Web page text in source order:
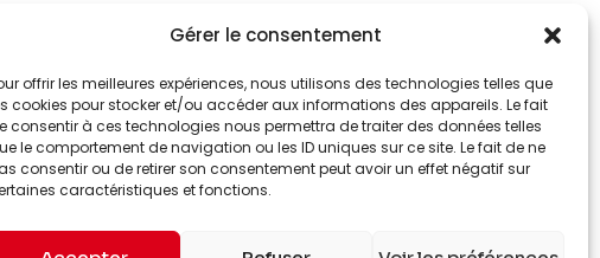
Gérer le consentement
offrir les meilleures expériences, nous utilisons des technologies telles que
cookies pour stocker et/ou accéder aux informations des appareils. Le fait
consentir à ces technologies nous permettra de traiter des données telles
le comportement de navigation ou les ID uniques sur ce site. Le fait de ne
consentir ou de retirer son consentement peut avoir un effet négatif sur
caractéristiques et fonctions.